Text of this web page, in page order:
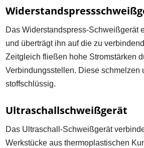
Das Widerstandspress-Schweißgerät
und überträgt ihn auf die zu
Zeitgleich fließen hohe Stromstärken
Verbindungsstellen. Diese schmelzen
stoffschlüssig.
Ultraschallschweißgerät
Das Ultraschall-Schweißgerät
Werkstücke aus thermoplastischen